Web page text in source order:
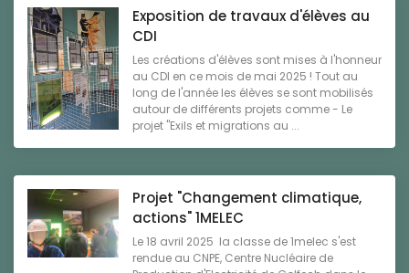
Exposition de travaux d'élèves au
CDI
Les créations d'élèves sont mises à l'honneur
au CDI en ce mois de mai 2025 ! Tout au
long de l'année les élèves se sont mobilisés
autour de différents projets comme - Le
projet "Exils et migrations au ...
Projet "Changement climatique,
actions" 1MELEC
Le 18 avril 2025 la classe de 1melec s'est
rendue au CNPE, Centre Nucléaire de